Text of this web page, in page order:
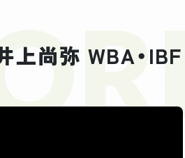
お問
上尚弥 WBA・IBF